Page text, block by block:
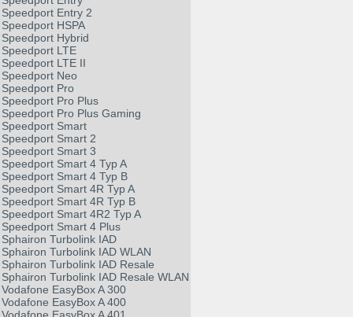
Speedport Entry 2
Speedport HSPA
Speedport Hybrid
Speedport LTE
Speedport LTE II
Speedport Neo
Speedport Pro
Speedport Pro Plus
Speedport Pro Plus Gaming
Speedport Smart
Speedport Smart 2
Speedport Smart 3
Speedport Smart 4 Typ A
Speedport Smart 4 Typ B
Speedport Smart 4R Typ A
Speedport Smart 4R Typ B
Speedport Smart 4R2 Typ A
Speedport Smart 4 Plus
Sphairon Turbolink IAD
Sphairon Turbolink IAD WLAN
Sphairon Turbolink IAD Resale
Sphairon Turbolink IAD Resale WLAN
Vodafone EasyBox A 300
Vodafone EasyBox A 400